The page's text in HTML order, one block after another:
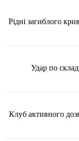
Рідні загиблого
Удар по
Клуб активного